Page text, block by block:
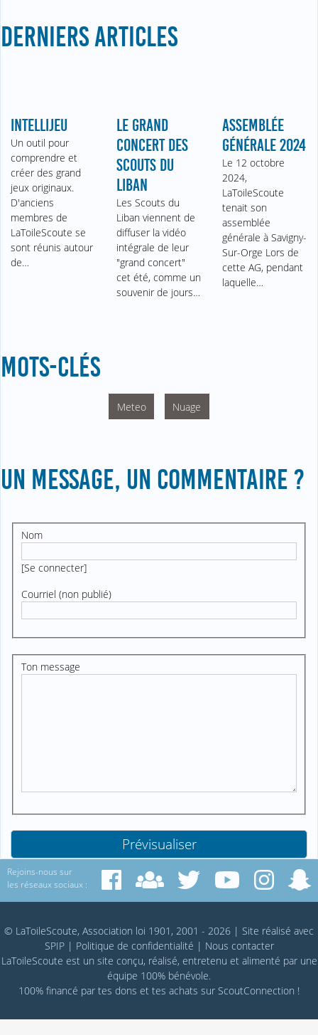
DERNIERS ARTICLES
INTELLIJEU
Un outil pour
comprendre et
créer des grand
jeux originaux.
D'anciens
membres de
LaToileScoute se
sont réunis autour
de…
LE GRAND
CONCERT DES
SCOUTS DU
LIBAN
Les Scouts du
Liban viennent de
diffuser la vidéo
intégrale de leur
"grand concert"
cet été, comme un
souvenir de jours…
ASSEMBLÉE
GÉNÉRALE 2024
Le 12 octobre
2024,
LaToileScoute
tenait son
assemblée
générale à Savigny-
Sur-Orge Lors de
cette AG, pendant
laquelle…
MOTS-CLÉS
Meteo Nuage
UN MESSAGE, UN COMMENTAIRE ?
Nom
[Se connecter]
Courriel (non publié)
Ton message
Rejoins-nous sur
les réseaux sociaux :
© LaToileScoute, Association loi 1901, 2001 - 2026 | Site réalisé avec
SPIP| Politique de confidentialité | Nous contacter
LaToileScoute est un site conçu, réalisé, entretenu et alimenté par une
équipe 100% bénévole.
100% financé par tes dons et tes achats sur ScoutConnection !